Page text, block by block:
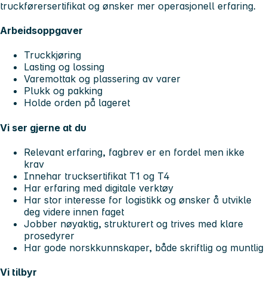
truckførersertifikat og ønsker mer operasjonell erfaring.
Arbeidsoppgaver
Truckkjøring
Lasting og lossing
Varemottak og plassering av varer
Plukk og pakking
Holde orden på lageret
Vi ser gjerne at du
Relevant erfaring, fagbrev er en fordel men ikke
krav
Innehar trucksertifikat T1 og T4
Har erfaring med digitale verktøy
Har stor interesse for logistikk og ønsker å utvikle
deg videre innen faget
Jobber nøyaktig, strukturert og trives med klare
prosedyrer
Har gode norskkunnskaper, både skriftlig og muntlig
Vi tilbyr